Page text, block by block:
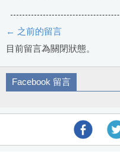
評
論
導
← 之前的留言
目前留言為關閉狀態。
Facebook 留言